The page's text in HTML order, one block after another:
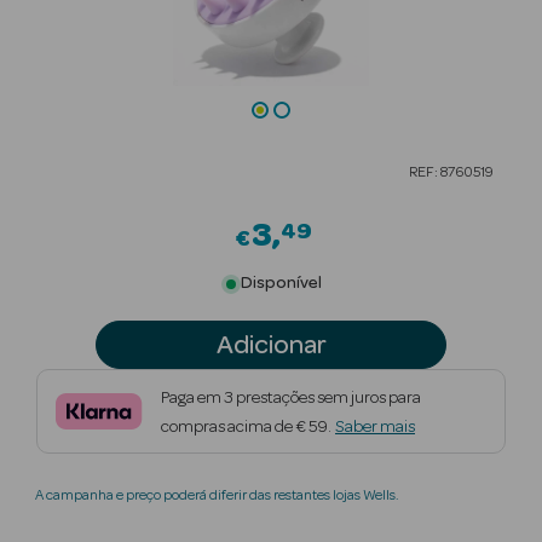
Beauty Season
Beauty Season
REF: 8760519
€3 49
Disponível
Adicionar
Paga em 3 prestações sem juros para
compras acima de € 59. Saber mais
A campanha e preço poderá diferir das restantes lojas Wells.